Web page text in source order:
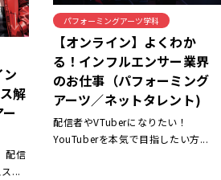
ン
解
配信
...
パフォーミングアーツ学科
【オンライン】よくわか
る！インフルエンサー業界
のお仕事（パフォーミング
アーツ／ネットタレント)
配信者やVTuberになりたい！
YouTuberを本気で目指したい方...